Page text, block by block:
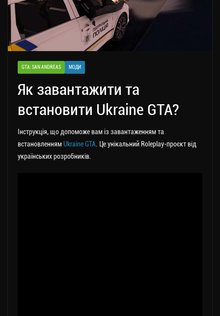
GTA: SAN ANDREAS МОДИ
Як завантажити та
встановити Ukraine GTA?
Інструкція, що допоможе вам із завантаженням та
встановленнямUkraine GTA. Це унікальний Roleplay-проєкт від
українських розробників.